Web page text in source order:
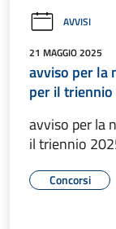
AVVISI
21 MAGGIO 2025
avviso per la
per il
avviso per la
il triennio
Concorsi